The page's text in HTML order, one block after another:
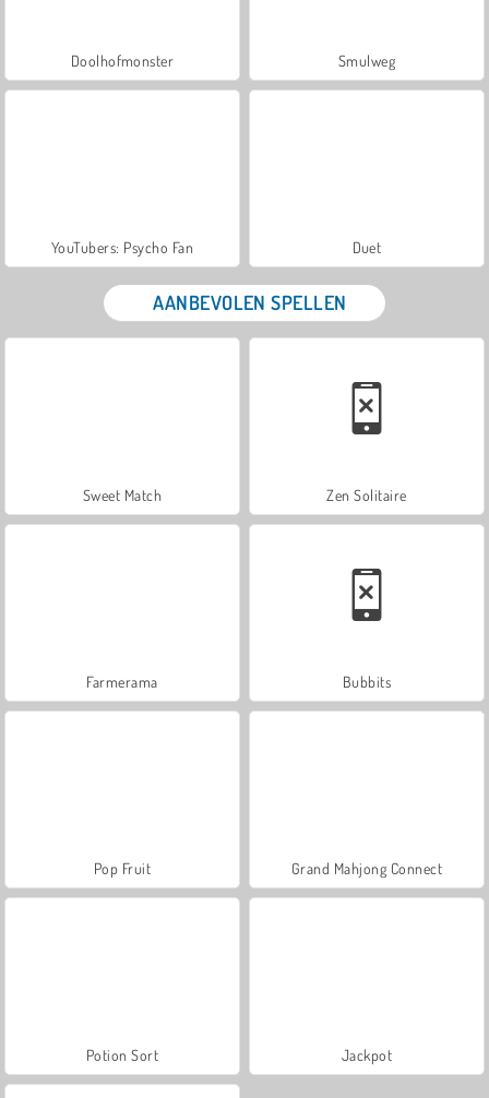
Doolhofmonster Smulweg
YouTubers: Psycho Fan Duet
AANBEVOLEN SPELLEN
Sweet Match Zen Solitaire
Farmerama Bubbits
Pop Fruit Grand Mahjong Connect
Potion Sort Jackpot